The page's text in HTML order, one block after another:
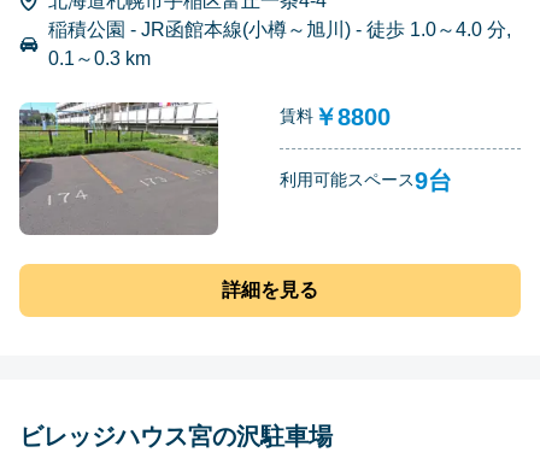
稲積公園 - JR函館本線(小樽～旭川) - 徒歩 1.0～4.0 分,
0.1～0.3 km
賃料 ￥8800
利用可能スペース9台
詳細を見る
ビレッジハウス宮の沢駐車場